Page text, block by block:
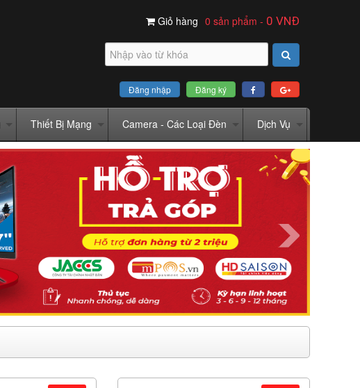
Giỏ hàng 0 sản phẩm - 0 VNĐ
Đăng nhập Đăng ký
Thiết Bị Mạng Camera - Các Loại Đèn Dịch Vụ